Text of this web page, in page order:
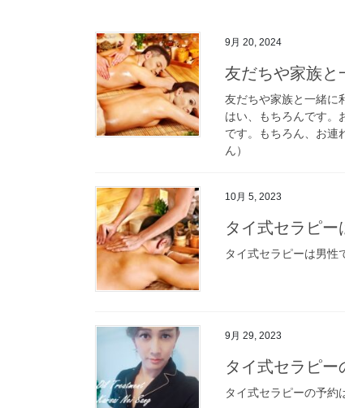
9月 20, 2024
友だちや家族と
友だちや家族と一緒に
はい、もちろんです。
です。もちろん、お連
ん）
10月 5, 2023
タイ式セラピー
タイ式セラピーは男性
9月 29, 2023
タイ式セラピー
タイ式セラピーの予約